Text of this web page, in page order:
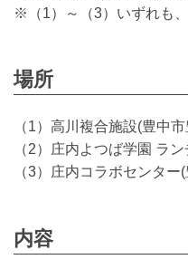
※（1）～（3）いずれも
場所
（1）高川複合施設(豊中
（2）庄内よつば学園 ラ
（3）庄内コラボセンタ
内容